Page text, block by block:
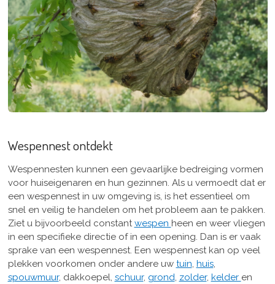
Wespennest ontdekt
Wespennesten kunnen een gevaarlijke bedreiging vormen
voor huiseigenaren en hun gezinnen. Als u vermoedt dat er
een wespennest in uw omgeving is, is het essentieel om
snel en veilig te handelen om het probleem aan te pakken.
Ziet u bijvoorbeeld constantwespen heen en weer vliegen
in een specifieke directie of in een opening. Dan is er vaak
sprake van een wespennest. Een wespennest kan op veel
plekken voorkomen onder andere uw tuin, huis,
spouwmuur, dakkoepel, schuur, grond, zolder, kelder en